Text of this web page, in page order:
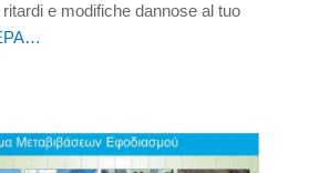
e modifiche dannose al tuo